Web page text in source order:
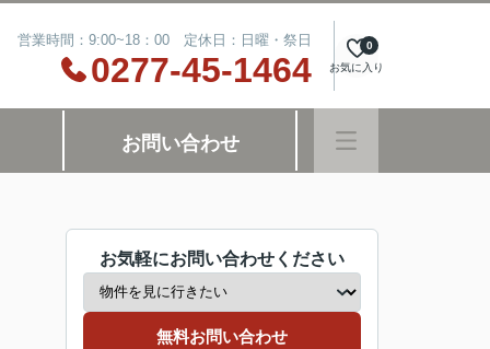
営業時間：9:00~18：00 定休日：日曜・祭日
0277-45-1464 お気に入り
0
お問い合わせ
お気軽にお問い合わせください
無料お問い合わせ